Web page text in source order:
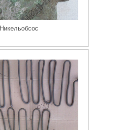
Никельобсос